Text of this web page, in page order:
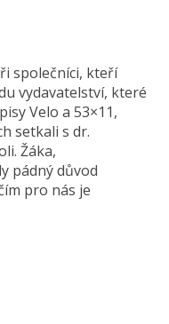
společníci, kteří
vydavatelství, které
Velo a 53×11,
setkali s dr.
Žáka,
pádný důvod
pro nás je